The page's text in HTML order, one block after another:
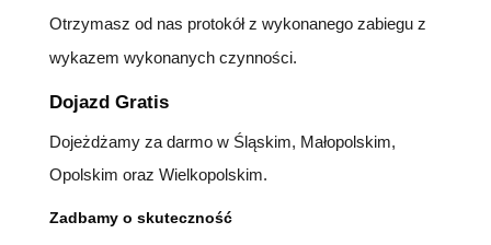
Otrzymasz od nas protokół z wykonanego zabiegu z
wykazem wykonanych czynności.
Dojazd Gratis
Dojeżdżamy za darmo w Śląskim, Małopolskim,
Opolskim oraz Wielkopolskim.
Zadbamy o skuteczność